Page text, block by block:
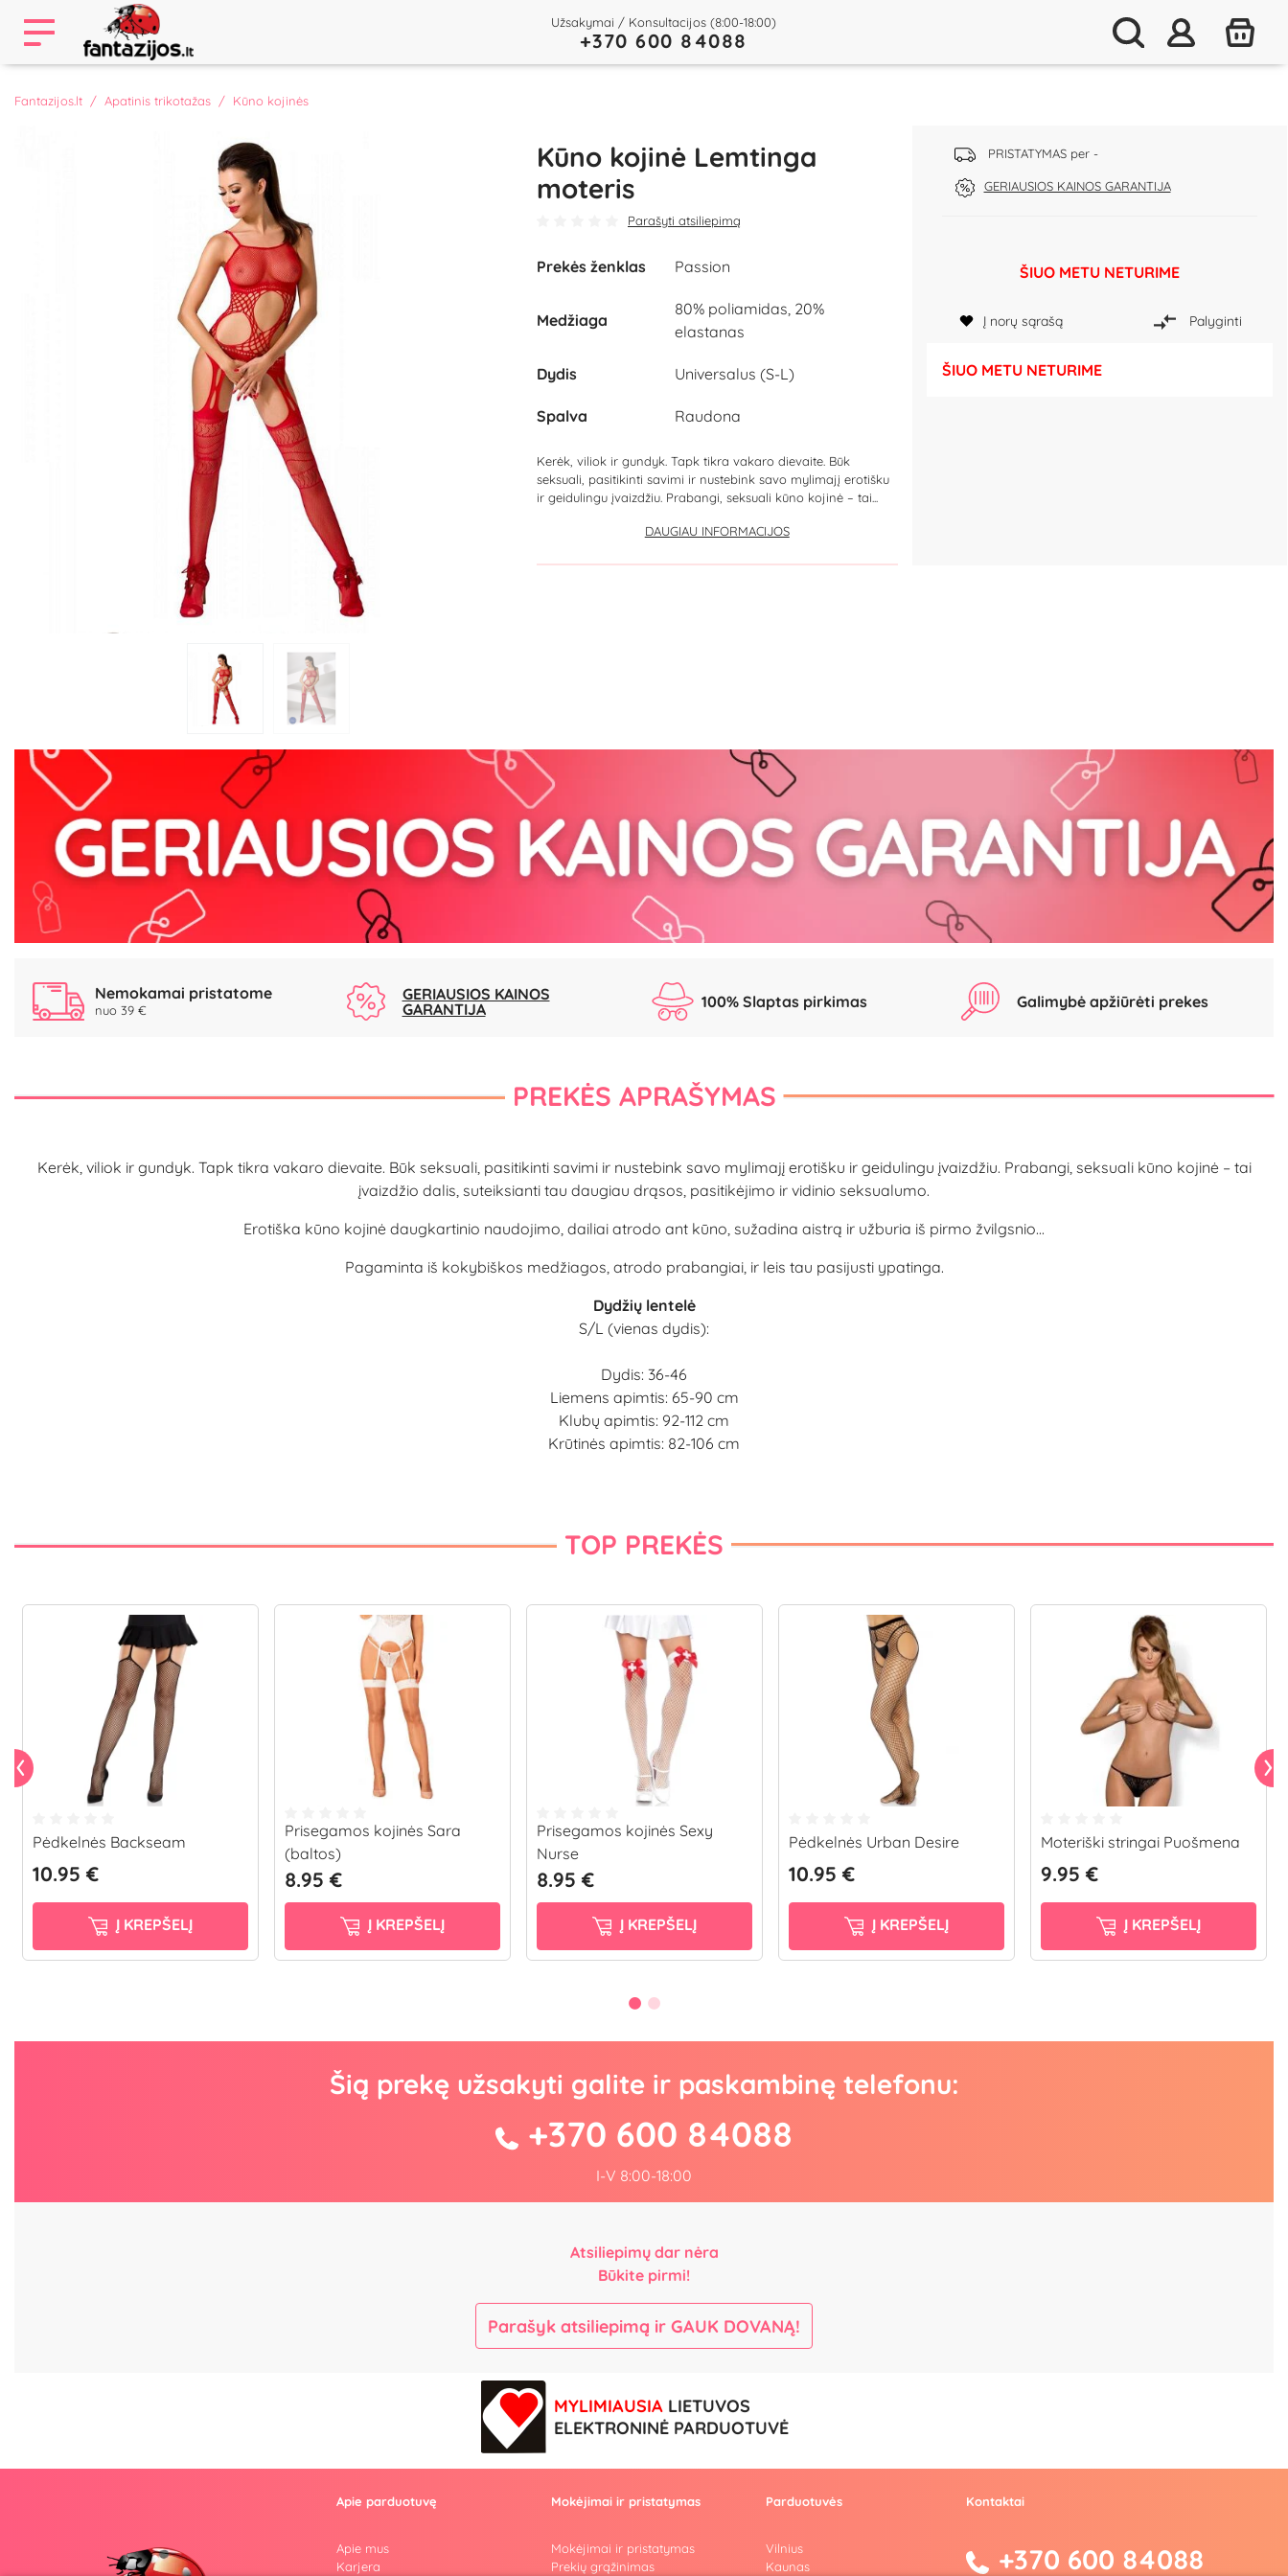
Užsakymai / Konsultacijos (8:00-18:00)
+370 600 84088
Fantazijos.lt Apatinis trikotažas Kūno kojinės
Kūno kojinė Lemtinga
moteris
Parašyti atsiliepimą
PRISTATYMAS per -
GERIAUSIOS KAINOS GARANTIJA
Prekės ženklas Passion
Medžiaga
80% poliamidas, 20%
elastanas
Dydis Universalus (S-L)
Spalva Raudona
Kerėk, viliok ir gundyk. Tapk tikra vakaro dievaite. Būk
seksuali, pasitikinti savimi ir nustebink savo mylimajį erotišku
ir geidulingu įvaizdžiu. Prabangi, seksuali kūno kojinė – tai...
DAUGIAU INFORMACIJOS
ŠIUO METU NETURIME
Į norų sąrašą Palyginti
ŠIUO METU NETURIME
Nemokamai pristatome
nuo 39 €
GERIAUSIOS KAINOS
GARANTIJA
100% Slaptas pirkimas Galimybė apžiūrėti prekes
PREKĖS APRAŠYMAS
Kerėk, viliok ir gundyk. Tapk tikra vakaro dievaite. Būk seksuali, pasitikinti savimi ir nustebink savo mylimajį erotišku ir geidulingu įvaizdžiu. Prabangi, seksuali kūno kojinė – tai
įvaizdžio dalis, suteiksianti tau daugiau drąsos, pasitikėjimo ir vidinio seksualumo.
Erotiška kūno kojinė daugkartinio naudojimo, dailiai atrodo ant kūno, sužadina aistrą ir užburia iš pirmo žvilgsnio...
Pagaminta iš kokybiškos medžiagos, atrodo prabangiai, ir leis tau pasijusti ypatinga.
Dydžių lentelė
S/L (vienas dydis):
Dydis: 36-46
Liemens apimtis: 65-90 cm
Klubų apimtis: 92-112 cm
Krūtinės apimtis: 82-106 cm
TOP PREKĖS
Pėdkelnės Backseam
10.95 €
Į KREPŠELĮ
Prisegamos kojinės Sara
(baltos)
8.95 €
Į KREPŠELĮ
Prisegamos kojinės Sexy
Nurse
8.95 €
Į KREPŠELĮ
Pėdkelnės Urban Desire
10.95 €
Į KREPŠELĮ
Moteriški stringai Puošmena
9.95 €
Į KREPŠELĮ
Šią prekę užsakyti galite ir paskambinę telefonu:
+370 600 84088
I-V 8:00-18:00
Atsiliepimų dar nėra
Būkite pirmi!
Parašyk atsiliepimą ir GAUK DOVANĄ!
MYLIMIAUSIA LIETUVOS
ELEKTRONINĖ PARDUOTUVĖ
Apie parduotuvę
Apie mus
Karjera
Mokėjimai ir pristatymas
Mokėjimai ir pristatymas
Prekių grąžinimas
Parduotuvės
Vilnius
Kaunas
Kontaktai
+370 600 84088